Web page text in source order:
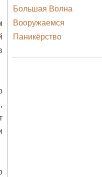
Большая Волна
Вооружаемся
Паникёрство